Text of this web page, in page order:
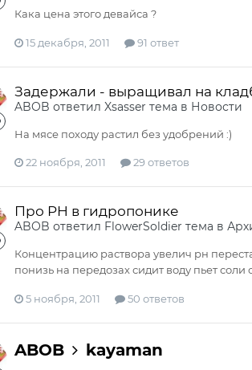
Кака цена этого девайса ?
15 декабря, 2011 91 ответ
Задержали - выращивал на
ABOB ответил Xsasser тема в Новости
На мясе походу растил без удобрений :)
22 ноября, 2011 29 ответов
Про PH в гидропонике
ABOB ответил FlowerSoldier тема в
Концентрацию раствора увелич рн
понизь на передозах сидит воду пьет соли
5 ноября, 2011 50 ответов
ABOB kayaman